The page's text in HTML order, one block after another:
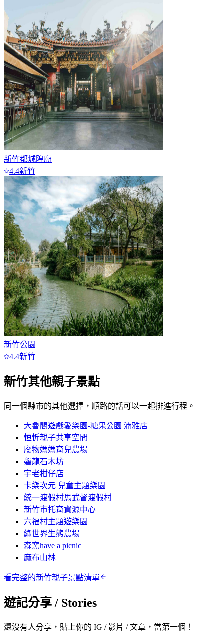
新竹都城隍廟
4.4新竹
新竹公園
4.4新竹
新竹其他親子景點
同一個縣市的其他選擇，順路的話可以一起排進行程。
大魯閣遊戲愛樂園-糖果公園 湳雅店
恒忻親子共享空間
廢物媽媽育兒農場
磐龍石木坊
宇老柑仔店
卡樂次元 兒童主題樂園
統一渡假村馬武督渡假村
新竹市托育資源中心
六福村主題遊樂園
綠世界生態農場
森窯have a picnic
麻布山林
看完整的新竹親子景點清單
遊記分享 / Stories
還沒有人分享，貼上你的 IG / 影片 / 文章，當第一個！